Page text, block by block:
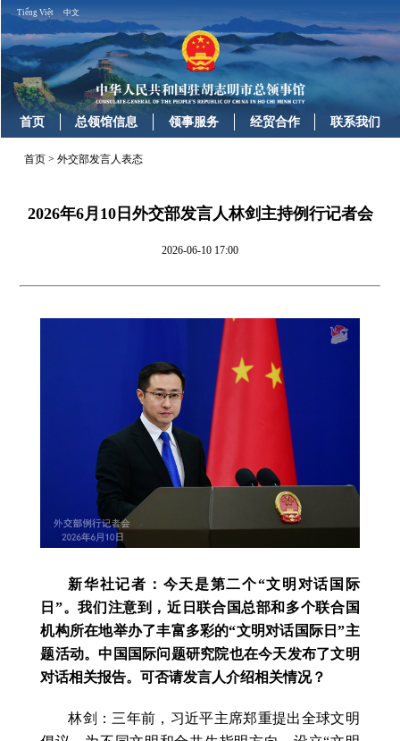
Tiếng Việt 中文
首页 总领馆信息 领事服务 经贸合作 联系我们
首页 >外交部发言人表态
2026年6月10日外交部发言人林剑主持例行记者会
2026-06-10 17:00
新华社记者：今天是第二个“文明对话国际
日”。我们注意到，近日联合国总部和多个联合国
机构所在地举办了丰富多彩的“文明对话国际日”主
题活动。中国国际问题研究院也在今天发布了文明
对话相关报告。可否请发言人介绍相关情况？
林剑：三年前，习近平主席郑重提出全球文明